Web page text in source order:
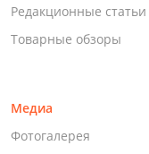
Редакционные статьи
Товарные обзоры
Медиа
Фотогалерея